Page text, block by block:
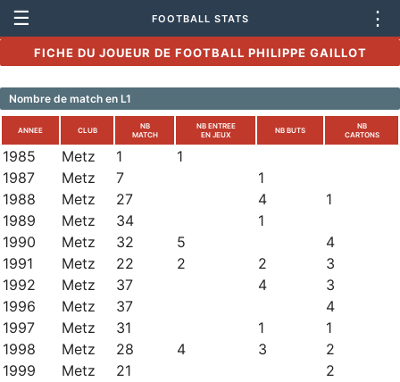
☰ FOOTBALL STATS ⋮
FICHE DU JOUEUR DE FOOTBALL PHILIPPE GAILLOT
Nombre de match en L1
ANNEE CLUB
NB
MATCH
NB ENTREE
EN JEUX
NB BUTS
NB
CARTONS
1985 Metz 1
1
1987
Metz 7
1
1988
Metz 27 4
1
1989
Metz 34
1
1990
Metz 32 5
4
1991
Metz 22 2 2
3
1992
Metz 37 4
3
1996
Metz 37
4
1997
Metz 31 1
1
1998
Metz 28 4 3
2
1999
Metz 21
2